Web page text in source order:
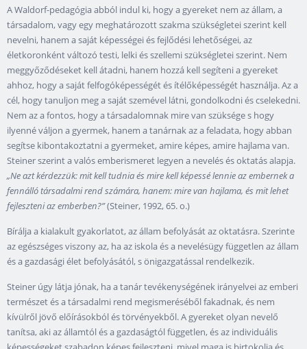
A Waldorf-pedagógia abból indul ki, hogy a gyereket nem az állam, a
társadalom, vagy egy meghatározott szakma szükségletei szerint kell
nevelni, hanem a saját képességei és fejlődési lehetőségei, az
életkoronként változó testi, lelki és szellemi szükségletei szerint. Nem
meggyőződéseket kell átadni, hanem hozzá kell segíteni a gyereket
ahhoz, hogy a saját felfogóképességét és ítélőképességét használja. Az a
cél, hogy tanuljon meg a saját szemével látni, gondolkodni és cselekedni.
Nem az a fontos, hogy a társadalomnak mire van szüksége s hogy
ilyenné váljon a gyermek, hanem a tanárnak az a feladata, hogy abban
segítse kibontakoztatni a gyermeket, amire képes, amire hajlama van.
Steiner szerint a valós emberismeret legyen a nevelés és oktatás alapja.
„Ne azt kérdezzük: mit kell tudnia és mire kell képessé lennie az embernek a
fennálló társadalmi rend számára, hanem: mire van hajlama, és mit lehet
fejleszteni az emberben?”(Steiner, 1992, 65. o.)
Bírálja a kialakult gyakorlatot, az állam befolyását az oktatásra. Szerinte
az egészséges viszony az, ha az iskola és a nevelésügy független az állam
és a gazdasági élet befolyásától, s önigazgatással rendelkezik.
Steiner úgy látja jónak, ha a tanár tevékenységének irányelvei az emberi
természet és a társadalmi rend megismeréséből fakadnak, és nem
kívülről jövő előírásokból és törvényekből. A gyereket olyan nevelő
tanítsa, aki az államtól és a gazdaságtól független, és az individuális